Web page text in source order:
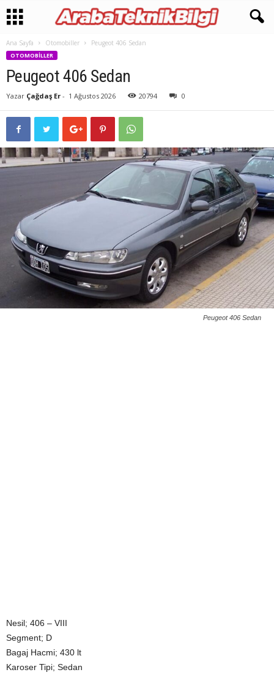
Ana Sayfa Otomobiller Peugeot 406 Sedan
OTOMOBILLER
Peugeot 406 Sedan
Yazar Çağdaş Er - 1 Ağustos 2026 20794 0
Peugeot 406 Sedan
Nesil; 406 – VIII
Segment; D
Bagaj Hacmi; 430 lt
Karoser Tipi; Sedan